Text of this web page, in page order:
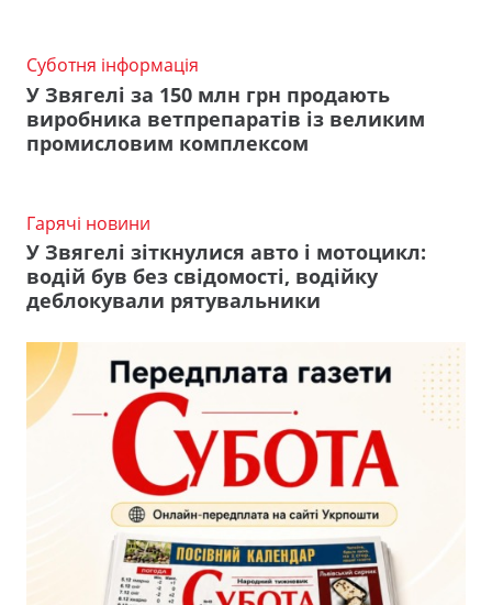
Суботня інформація
У Звягелі за 150 млн грн продають
виробника ветпрепаратів із великим
промисловим комплексом
Гарячі новини
У Звягелі зіткнулися авто і мотоцикл:
водій був без свідомості, водійку
деблокували рятувальники